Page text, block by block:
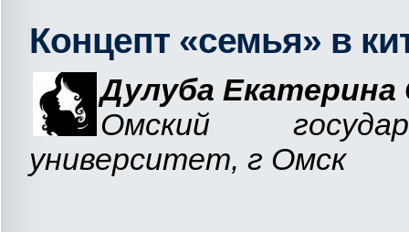
Концепт «семья» в
Дулуба
Омский
университет, г Омск